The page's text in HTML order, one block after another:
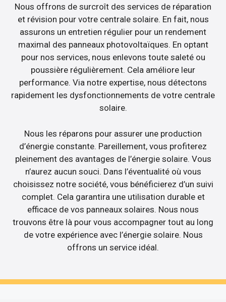
Nous offrons de surcroît des services de réparation
et révision pour votre centrale solaire. En fait, nous
assurons un entretien régulier pour un rendement
maximal des panneaux photovoltaïques. En optant
pour nos services, nous enlevons toute saleté ou
poussière régulièrement. Cela améliore leur
performance. Via notre expertise, nous détectons
rapidement les dysfonctionnements de votre centrale
solaire.
Nous les réparons pour assurer une production
d’énergie constante. Pareillement, vous profiterez
pleinement des avantages de l’énergie solaire. Vous
n’aurez aucun souci. Dans l’éventualité où vous
choisissez notre société, vous bénéficierez d’un suivi
complet. Cela garantira une utilisation durable et
efficace de vos panneaux solaires. Nous nous
trouvons être là pour vous accompagner tout au long
de votre expérience avec l’énergie solaire. Nous
offrons un service idéal.